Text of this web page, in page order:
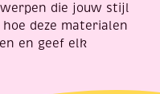
die jouw stijl
deze materialen
en geef elk